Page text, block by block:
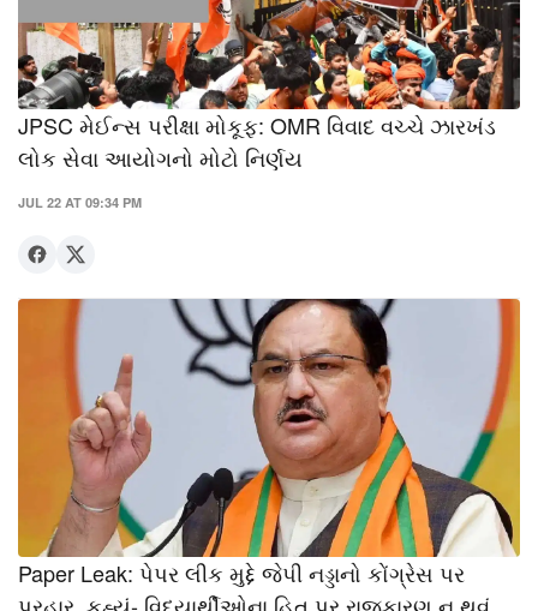
JPSC મેઈન્સ પરીક્ષા મોકૂફ: OMR વિવાદ વચ્ચે ઝારખંડ
લોક સેવા આયોગનો મોટો નિર્ણય
JUL 22 AT 09:34 PM
Paper Leak: પેપર લીક મુદ્દે જેપી નડ્ડાનો કોંગ્રેસ પર